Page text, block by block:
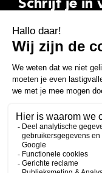
Schrijf je in
E-
mailadres
Inschrijven
FacebookInstagramLinkedIn